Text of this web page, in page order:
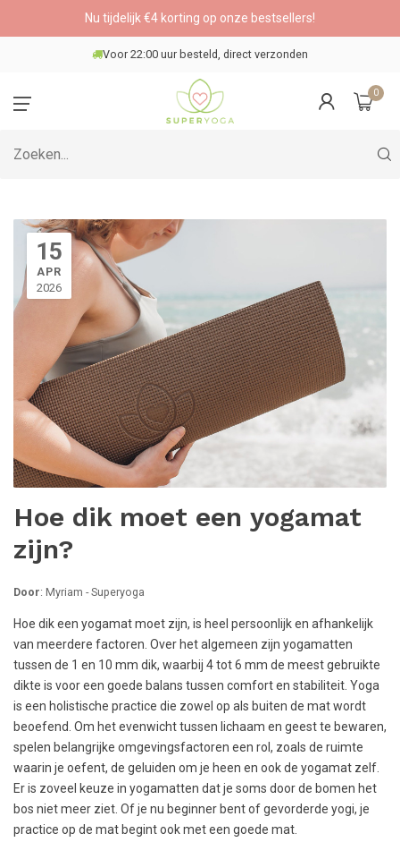
Nu tijdelijk €4 korting op onze bestsellers!
Veilig betalen
0
15
APR
2026
Hoe dik moet een yogamat
zijn?
Door: Myriam - Superyoga
Hoe dik een yogamat moet zijn, is heel persoonlijk en afhankelijk
van meerdere factoren. Over het algemeen zijn yogamatten
tussen de 1 en 10 mm dik, waarbij 4 tot 6 mm de meest gebruikte
dikte is voor een goede balans tussen comfort en stabiliteit. Yoga
is een holistische practice die zowel op als buiten de mat wordt
beoefend. Om het evenwicht tussen lichaam en geest te bewaren,
spelen belangrijke omgevingsfactoren een rol, zoals de ruimte
waarin je oefent, de geluiden om je heen en ook de yogamat zelf.
Er is zoveel keuze in yogamatten dat je soms door de bomen het
bos niet meer ziet. Of je nu beginner bent of gevorderde yogi, je
practice op de mat begint ook met een goede mat.